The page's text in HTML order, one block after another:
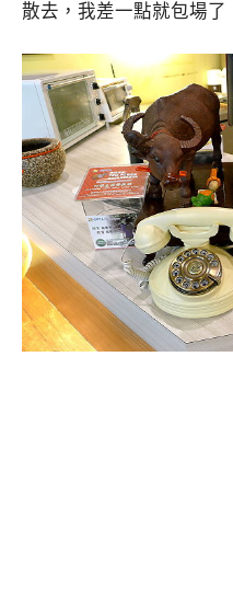
散去，我差一點就包場了